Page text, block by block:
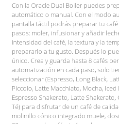
Con la Oracle Dual Boiler puedes
automático o manual. Con el modo
pantalla táctil podrás preparar tu
pasos: moler, infusionar y añadir
intensidad del café, la textura y la
prepararlo a tu gusto. Después lo
único. Crea y guarda hasta 8 cafés
automatización en cada paso, solo
seleccionar (Espresso, Long Black,
Piccolo, Latte Macchiato, Mocha,
Espresso Shakerato, Latte
Té) para disfrutar de un café de
molinillo cónico integrado muele,